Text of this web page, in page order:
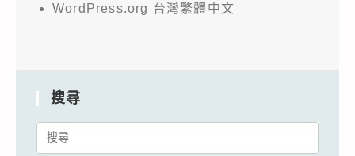
WordPress.org 台灣繁體中文
搜尋
Search